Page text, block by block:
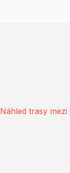
Náhled trasy